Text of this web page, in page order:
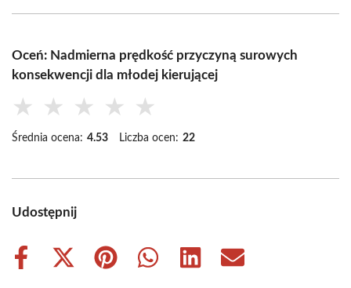
Oceń: Nadmierna prędkość przyczyną surowych
konsekwencji dla młodej kierującej
★ ★ ★ ★ ★
Średnia ocena: 4.53 Liczba ocen: 22
Udostępnij
Share
Share
Share
Share
Share
Share